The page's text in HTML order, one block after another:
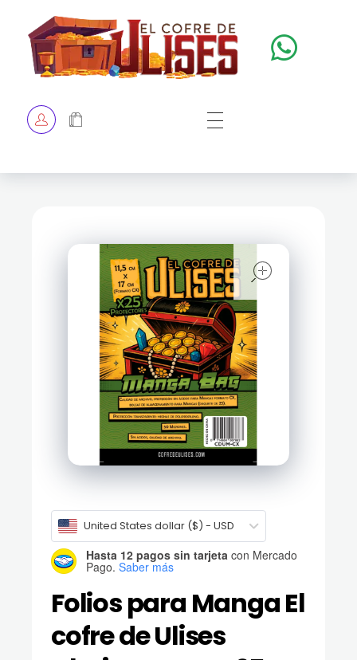
TIENDA
Folios para Manga El
cofre de Ulises
United States dollar ($) - USD
Hasta 12 pagos sin tarjeta con Mercado
Pago. Saber más